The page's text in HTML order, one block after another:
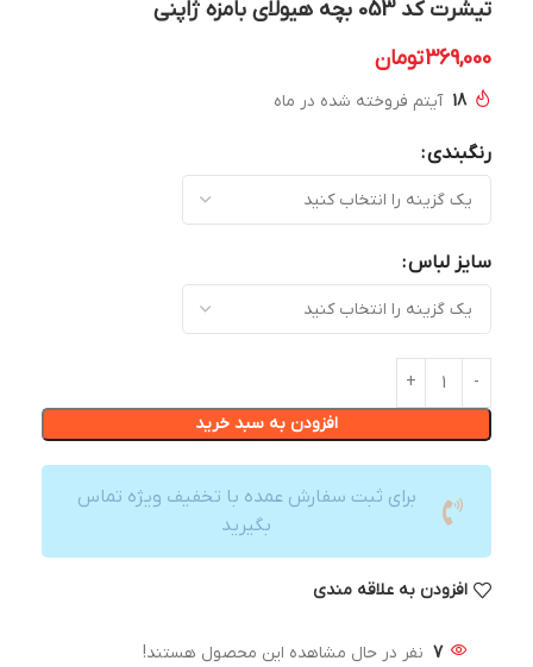
تیشرت کد 053 بچه هیولای بامزه ژاپنی
369,000تومان
18 آیتم فروخته شده در ماه
رنگبندی
سایز لباس
افزودن به سبد خرید
برای ثبت سفارش عمده با تخفیف ویژه تماس
بگیرید
افزودن به علاقه مندی
7 نفر در حال مشاهده این محصول هستند!